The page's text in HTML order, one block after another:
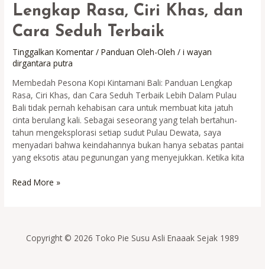
Lengkap Rasa, Ciri Khas, dan
Cara Seduh Terbaik
Tinggalkan Komentar /Panduan Oleh-Oleh /i wayan
dirgantara putra
Membedah Pesona Kopi Kintamani Bali: Panduan Lengkap
Rasa, Ciri Khas, dan Cara Seduh Terbaik Lebih Dalam Pulau
Bali tidak pernah kehabisan cara untuk membuat kita jatuh
cinta berulang kali. Sebagai seseorang yang telah bertahun-
tahun mengeksplorasi setiap sudut Pulau Dewata, saya
menyadari bahwa keindahannya bukan hanya sebatas pantai
yang eksotis atau pegunungan yang menyejukkan. Ketika kita
Kopi
Rasa,
Read More »
Copyright © 2026 Toko Pie Susu Asli Enaaak Sejak 1989